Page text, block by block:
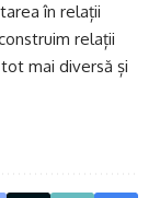
în relații
relații
mai diversă și